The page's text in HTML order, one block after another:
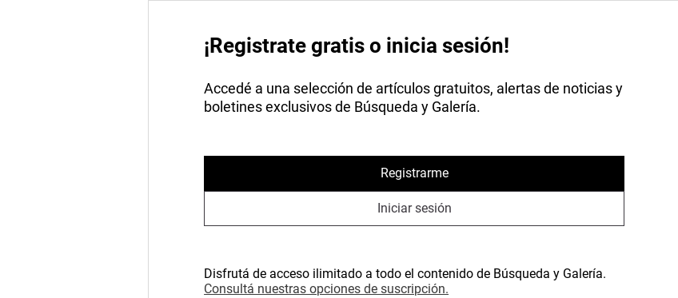
¡Registrate gratis o inicia sesión!
Accedé a una selección de artículos gratuitos, alertas de noticias y
boletines exclusivos de Búsqueda y Galería.
Registrarme
Iniciar sesión
Disfrutá de acceso ilimitado a todo el contenido de Búsqueda y Galería.
Consultá nuestras opciones de suscripción.